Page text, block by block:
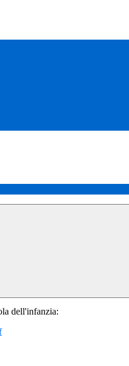
dell'infanzia: